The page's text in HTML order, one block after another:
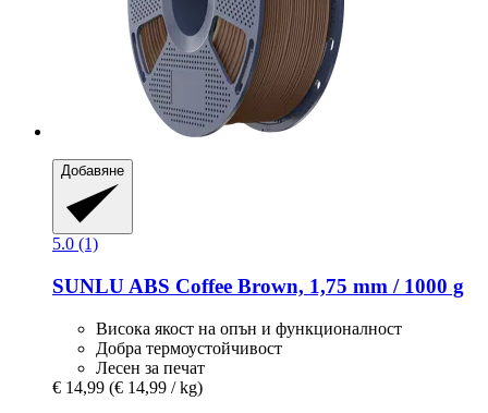
Добавяне
5.0 (1)
SUNLU ABS Coffee Brown, 1,75 mm / 1000 g
Висока якост на опън и функционалност
Добра термоустойчивост
Лесен за печат
€ 14,99 (€ 14,99 / kg)